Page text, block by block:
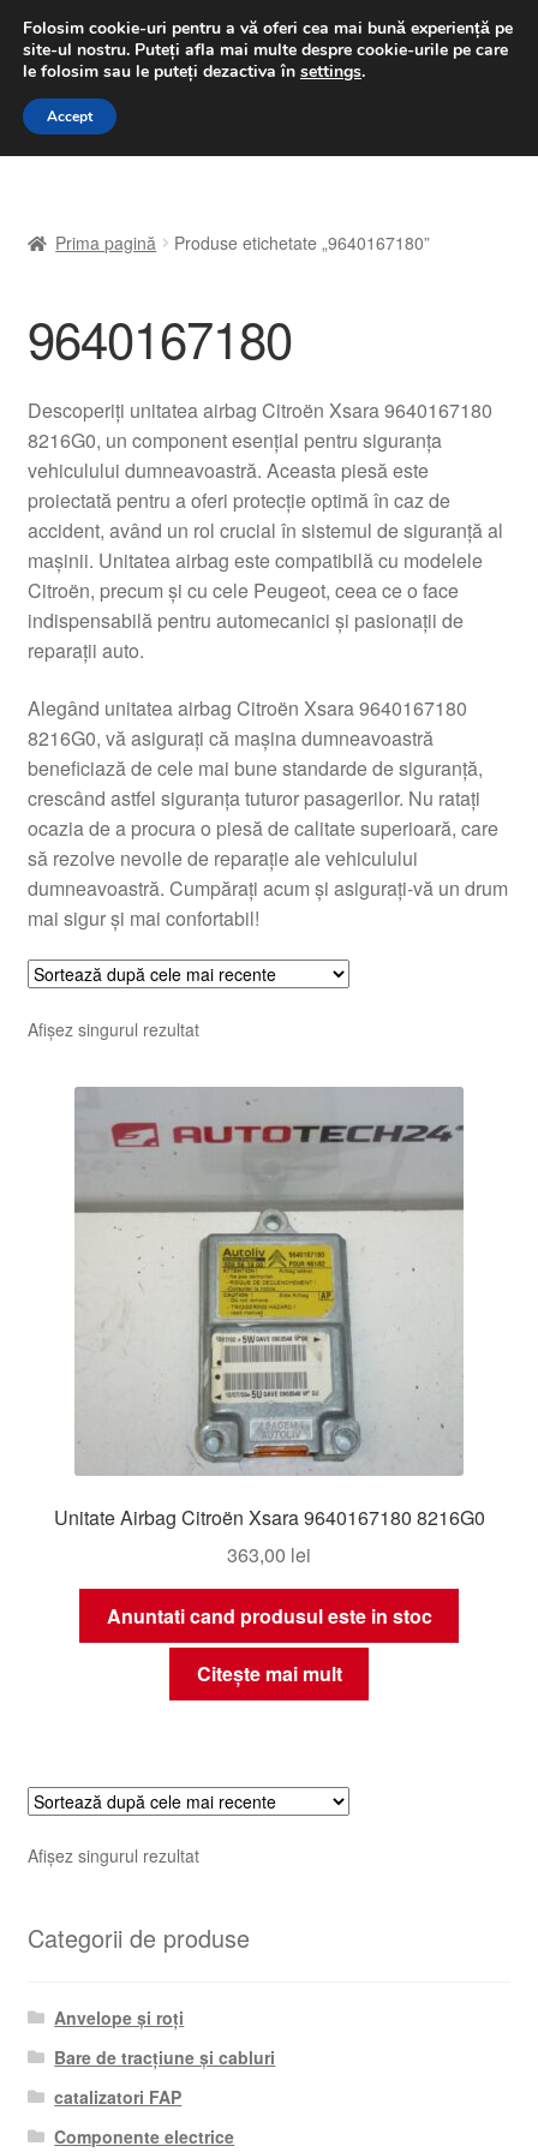
LIVRARE de la 33 lei
luni-vineri 9 a.m. - 4 p.m.031 229 6816
Sari
Sari
A lua legatura
Contul meu
Despre noi
Finalizare comandă
Livrare
Livrare în toată lumea
Plângere
Plățile
Politică de confidențialitate
Procedura de reclamație
Termeni si conditii
Prima pagină Produse etichetate „9640167180”
9640167180
Descoperiți unitatea airbag Citroën Xsara 9640167180
8216G0, un component esențial pentru siguranța
vehiculului dumneavoastră. Aceasta piesă este
proiectată pentru a oferi protecție optimă în caz de
accident, având un rol crucial în sistemul de siguranță al
mașinii. Unitatea airbag este compatibilă cu modelele
Citroën, precum și cu cele Peugeot, ceea ce o face
indispensabilă pentru automecanici și pasionații de
reparații auto.
Alegând unitatea airbag Citroën Xsara 9640167180
8216G0, vă asigurați că mașina dumneavoastră
beneficiază de cele mai bune standarde de siguranță,
crescând astfel siguranța tuturor pasagerilor. Nu ratați
ocazia de a procura o piesă de calitate superioară, care
să rezolve nevoile de reparație ale vehiculului
dumneavoastră. Cumpărați acum și asigurați-vă un drum
mai sigur și mai confortabil!
Afișez singurul rezultat
Unitate Airbag Citroën Xsara 9640167180 8216G0
363,00 lei
Anuntati cand produsul este in stoc
Citește mai mult
Afișez singurul rezultat
Categorii de produse
Anvelope și roți
Bare de tracțiune și cabluri
catalizatori FAP
Componente electrice
Folosim cookie-uri pentru a vă oferi cea mai bună experiență pe
site-ul nostru. Puteți afla mai multe despre cookie-urile pe care
le folosim sau le puteți dezactiva în settings.
Accept